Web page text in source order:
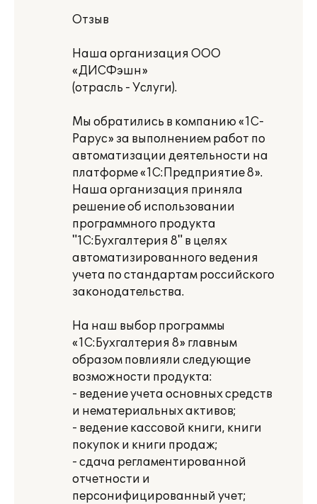
Отзыв
Наша организация ООО
«ДИСФэшн»
(отрасль - Услуги).
Мы обратились в компанию «1С-
Рарус» за выполнением работ по
автоматизации деятельности на
платформе «1С:Предприятие 8».
Наша организация приняла
решение об использовании
программного продукта
"1С:Бухгалтерия 8" в целях
автоматизированного ведения
учета по стандартам российского
законодательства.
На наш выбор программы
«1С:Бухгалтерия 8» главным
образом повлияли следующие
возможности продукта:
- ведение учета основных средств
и нематериальных активов;
- ведение кассовой книги, книги
покупок и книги продаж;
- сдача регламентированной
отчетности и
персонифицированный учет;